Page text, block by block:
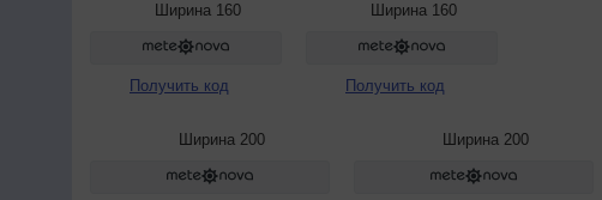
Ширина 160
Получить код
Ширина 160
Получить код
Ширина 200 Ширина 200